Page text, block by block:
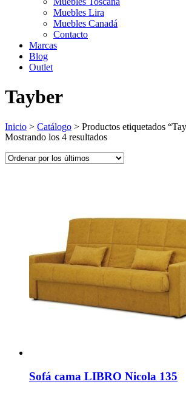
Muebles Lira
Muebles Canadá
Contacto
Marcas
Blog
Outlet
Tayber
Inicio > Catálogo > Productos etiquetados
Mostrando los 4 resultadosOrdenado
los
Sofá cama LIBRO Nicola 135